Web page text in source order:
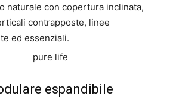
naturale con copertura inclinata,
contrapposte, linee
ed essenziali.
espandibile